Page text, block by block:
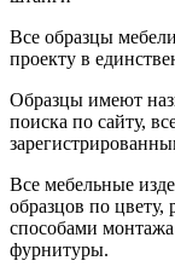
Все образцы
проекту в
Образцы имеют
поиска по сайту,
Все мебельные
образцов по цвету,
способами
фурнитуры.